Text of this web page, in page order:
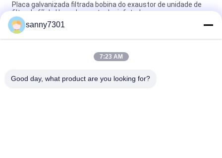
Placa galvanizada filtrada bobina do exaustor de unidade de
filtro do fã de Hepa do quarto desinfetado
Unidade de filtro de ventilador de plástico 200 CFM para fluxo
de ar ideal e ambientes de sala limpa
Unidade de filtro de ventoinha de folha galvanizada com peso
sanny7301
7:23 AM
Good day, what product are you looking for?